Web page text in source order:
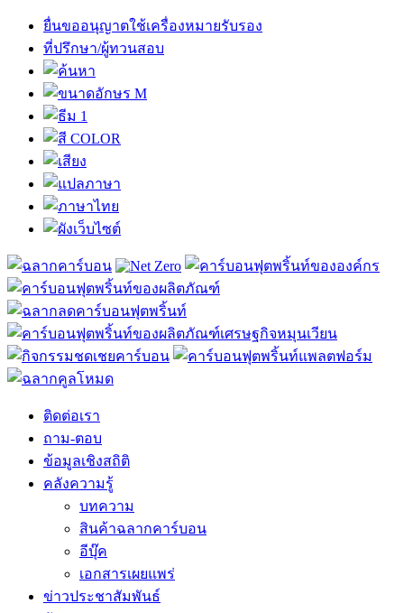
ยื่นขออนุญาตใช้เครื่องหมายรับรอง
ที่ปรึกษา/ผู้ทวนสอบ
ติดต่อเรา
ถาม-ตอบ
ข้อมูลเชิงสถิติ
คลังความรู้
บทความ
สินค้าฉลากคาร์บอน
อีบุ๊ค
เอกสารเผยแพร่
ข่าวประชาสัมพันธ์